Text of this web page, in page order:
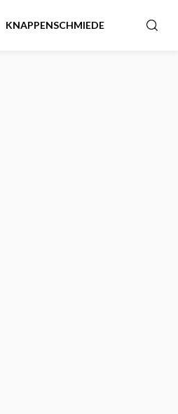
KNAPPENSCHMIEDE